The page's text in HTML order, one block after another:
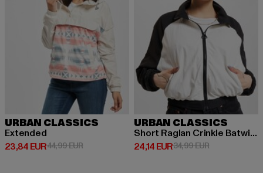
URBAN CLASSICS
Extended
23,84 EUR
Derzeitiger Preis: 23,84 EUR
44,99 EURAktionspreis: 44,99 EUR
URBAN CLASSICS
Short Raglan Crinkle Batwing
24,14 EUR
Derzeitiger Preis: 24,14 EUR
34,99 EURAktionspreis: